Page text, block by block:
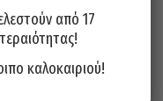
Αέρος HSS 118° PTG
από 17
καλοκαιριού!